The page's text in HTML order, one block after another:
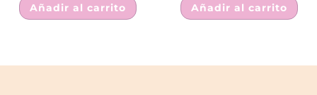
Añadir al carrito Añadir al carrito